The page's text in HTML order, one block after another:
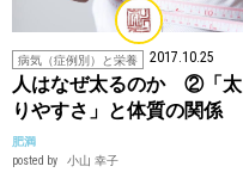
病気（症例別）と栄養 2017.10.25
人はなぜ太るのか ②「太
りやすさ」と体質の関係
肥満
posted by
小山 幸子